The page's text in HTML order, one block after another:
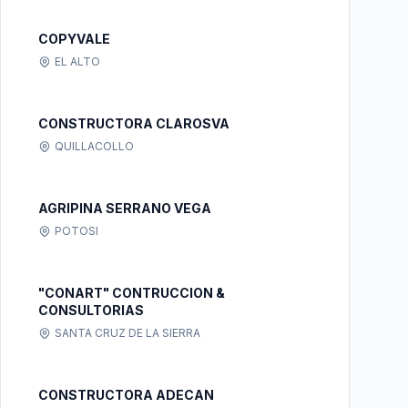
COPYVALE
EL ALTO
CONSTRUCTORA CLAROSVA
QUILLACOLLO
AGRIPINA SERRANO VEGA
POTOSI
"CONART" CONTRUCCION &
CONSULTORIAS
SANTA CRUZ DE LA SIERRA
CONSTRUCTORA ADECAN